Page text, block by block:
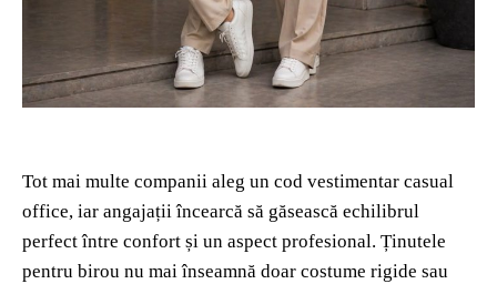
Tot mai multe companii aleg un cod vestimentar casual
office, iar angajații încearcă să găsească echilibrul
perfect între confort și un aspect profesional. Ținutele
pentru birou nu mai înseamnă doar costume rigide sau